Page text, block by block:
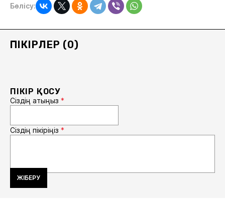
Бөлісу:
ПІКІРЛЕР (0)
ПІКІР ҚОСУ
Сіздің атыңыз *
Сіздің пікіріңіз *
ЖІБЕРУ